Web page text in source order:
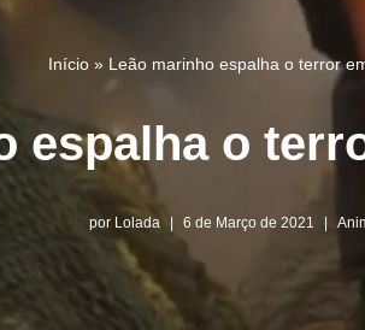
Início» Leão marinho espalha o terror
espalha o
por Lolada 6 de Março de 2021